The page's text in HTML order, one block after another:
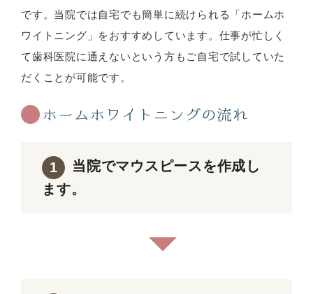
です。当院では自宅でも簡単に続けられる「ホームホ
ワイトニング」をおすすめしています。仕事が忙しく
て歯科医院に通えないという方もご自宅で試していた
だくことが可能です。
ホームホワイトニングの流れ
1
当院でマウスピースを作成し
ます。